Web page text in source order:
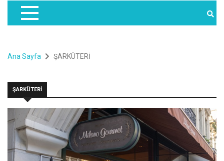
Ana Sayfa ŞARKÜTERİ
ŞARKÜTERİ